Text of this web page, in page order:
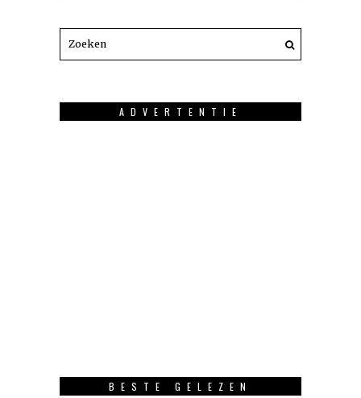
ADVERTENTIE
BESTE GELEZEN